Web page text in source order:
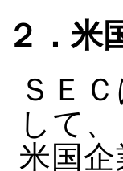
２．米
ＳＥ
して
米国